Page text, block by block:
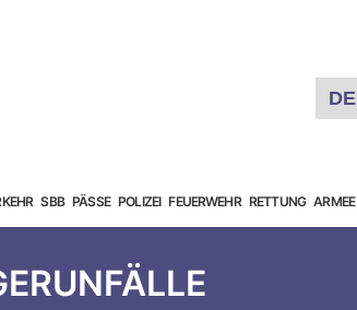
SBB PÄSSE POLIZEI FEUERWEHR RETTUNG ARMEE